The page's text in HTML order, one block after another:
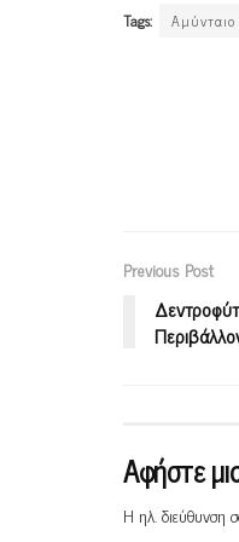
Tags: Αμύνταιο
Previous Post
Αφήστε
Η ηλ. διεύθυνση